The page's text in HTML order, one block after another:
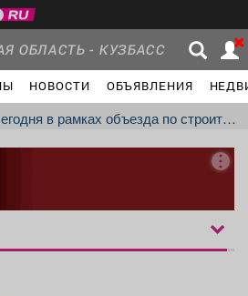
ОБЛАСТЬ - КУЗБАСС
НОВОСТИ ОБЪЯВЛЕНИЯ
Услуги
Сегодня в рамках объезда по строительным объектам с коллегами посетили многоквартирные дома